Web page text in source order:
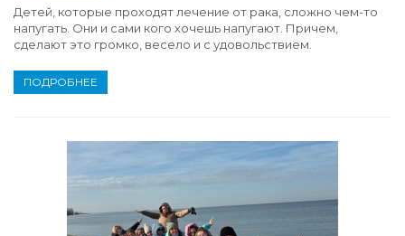
Детей, которые проходят лечение от рака, сложно чем-то
напугать. Они и сами кого хочешь напугают. Причем,
сделают это громко, весело и с удовольствием.
ПОДРОБНЕЕ